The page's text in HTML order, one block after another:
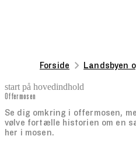
Forside Landsbyen
start på hovedindhold
Offermosen
Se dig omkring i offermosen,
vølve fortælle historien om en
her i mosen.
senest opdateret 13. januar 2026